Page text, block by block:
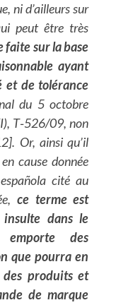
ni d’ailleurs sur
peut être très
faite sur la base
ayant
et de tolérance
du 5 octobre
T‑526/09, non
Or, ainsi qu’il
cause donnée
cité au
ce terme est
dans le
des
que pourra en
des produits et
de marque